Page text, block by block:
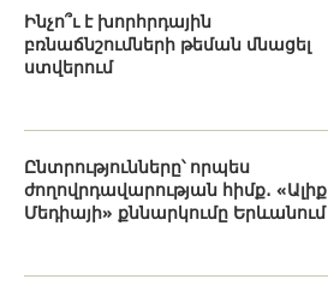
Ինչո՞ւ է խորհրդային
բռնաճնշումների թեման մնացել
ստվերում
Ընտրությունները՝ որպես
ժողովրդավարության հիմք․ «Ալիք
Մեդիայի» քննարկումը Երևանում